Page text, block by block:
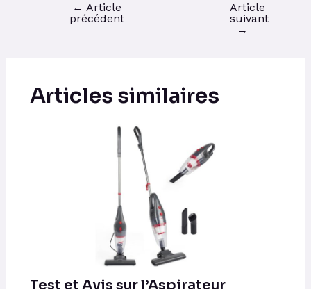
← Article
précédent
Article
suivant
→
Articles similaires
Test et Avis sur l’Aspirateur